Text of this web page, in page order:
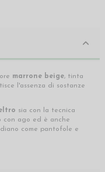
marrone beige, tinta
l'assenza di sostanze
sia con la tecnica
con ago ed è anche
come pantofole e